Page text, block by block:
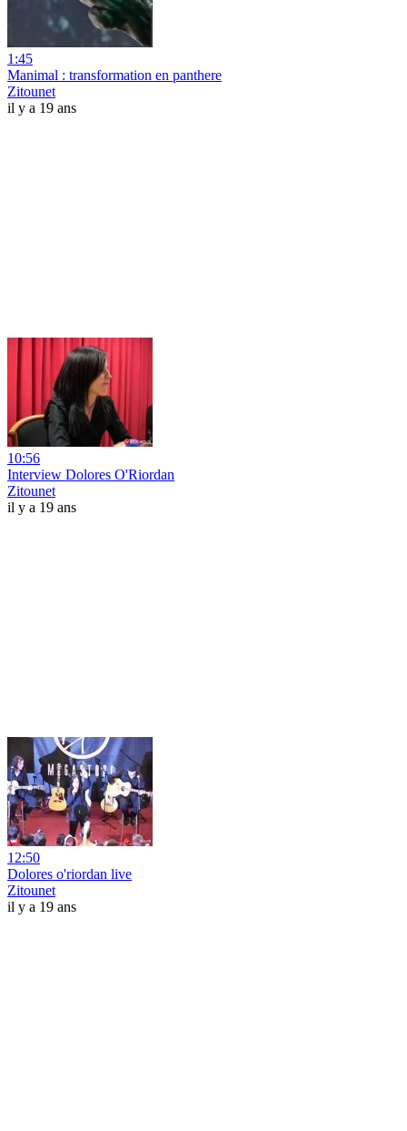
1:45
Manimal : transformation en panthere
Zitounet
il y a 19 ans
10:56
Interview Dolores O'Riordan
Zitounet
il y a 19 ans
12:50
Dolores o'riordan live
Zitounet
il y a 19 ans